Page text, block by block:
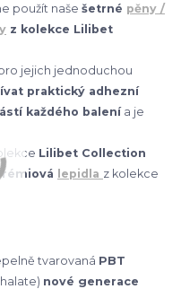
použít naše šetrné pěny /
z kolekce Lilibet
jejich jednoduchou
praktický adhezní
každého balenía je
Lilibet Collection
lepidla z kolekce
tvarovaná PBT
nové generace